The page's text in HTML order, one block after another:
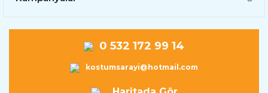
0 532 172 99 14
kostumsarayi@hotmail.com